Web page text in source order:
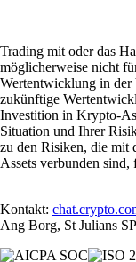
Trading mit oder das
möglicherweise nicht
Wertentwicklung in der
zukünftige
Investition in Krypto-
Situation und Ihrer
zu den Risiken, die mit
Assets verbunden sind,
Kontakt:
Ang Borg, St Julians